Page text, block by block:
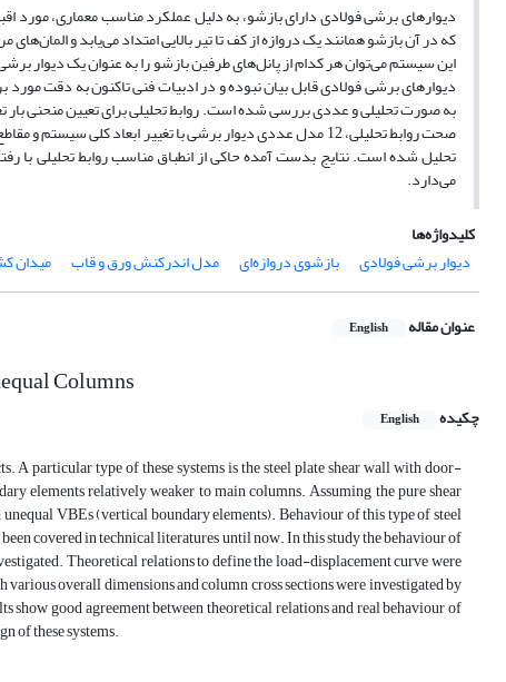
دیوارهای برشی فولادی دارای بازشو، به دلیل عملکرد مناسب معماری،
که در آن بازشو همانند یک دروازه‌ از کف تا تیر بالایی امتداد می‌یابد و
این سیستم می‌توان هر کدام از پانل‌های طرفین بازشو را به عنوان یک دیوار
دیوارهای برشی فولادی قابل بیان نبوده و در ادبیات فنی تاکنون به دقت
به صورت تحلیلی و عددی بررسی شده است. روابط تحلیلی برای تعیین منحنی
صحت روابط تحلیلی، 12 مدل عددی دیوار برشی با تغییر ابعاد
تحلیل شده است. نتایج بدست آمده حاکی از انطباق مناسب روابط تحلیلی با
می‌دارد.
کلیدواژه‌ها
دیوار برشی فولادی
بازشوی دروازه‌ای مدل اندرکنش ورق و قاب میدان
عنوان مقاله English
Columns
چکیده English
A particular type of these systems is the steel plate shear wall with door-
elements relatively weaker to main columns. Assuming the pure shear
VBEs (vertical boundary elements). Behaviour of this type of steel
covered in technical literatures until now. In this study the behaviour of
Theoretical relations to define the load-displacement curve were
overall dimensions and column cross sections were investigated by
show good agreement between theoretical relations and real behaviour of
of these systems.